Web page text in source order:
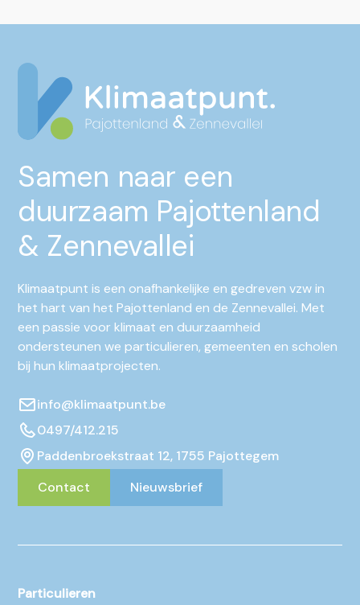
Samen naar een
duurzaam Pajottenland
& Zennevallei
Klimaatpunt is een onafhankelijke en gedreven vzw in
het hart van het Pajottenland en de Zennevallei. Met
een passie voor klimaat en duurzaamheid
ondersteunen we particulieren, gemeenten en scholen
bij hun klimaatprojecten.
info@klimaatpunt.be
0497/412.215
Paddenbroekstraat 12, 1755 Pajottegem
Contact
Nieuwsbrief
Particulieren